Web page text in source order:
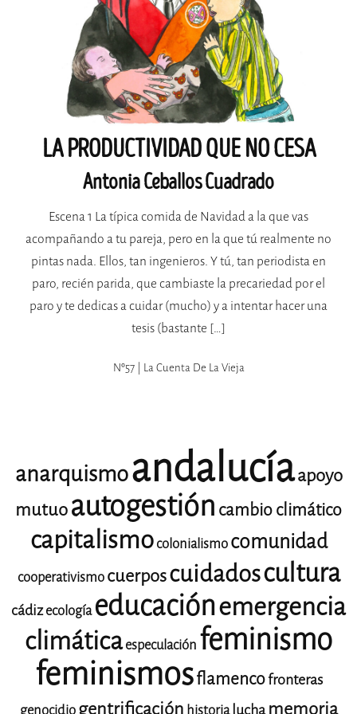
LA PRODUCTIVIDAD QUE NO CESA
Antonia Ceballos Cuadrado
Escena 1 La típica comida de Navidad a la que vas
acompañando a tu pareja, pero en la que tú realmente no
pintas nada. Ellos, tan ingenieros. Y tú, tan periodista en
paro, recién parida, que cambiaste la precariedad por el
paro y te dedicas a cuidar (mucho) y a intentar hacer una
tesis (bastante […]
Nº57 | La Cuenta De La Vieja
anarquismoandalucíaapoyo
mutuoautogestión cambio climático
capitalismocolonialismocomunidad
cooperativismocuerposcuidadoscultura
cádizecología educaciónemergencia
climáticaespeculación feminismo
feminismosflamencofronteras
genocidiogentrificación historia lucha memoria